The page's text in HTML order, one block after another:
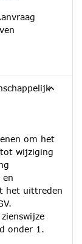
om het
wijziging
en
het uittreden
onder 1.